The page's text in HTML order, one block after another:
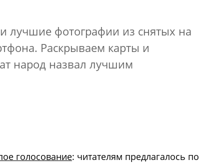
лучшие фотографии из снятых на
Раскрываем карты и
народ назвал лучшим
голосование: читателям предлагалось по